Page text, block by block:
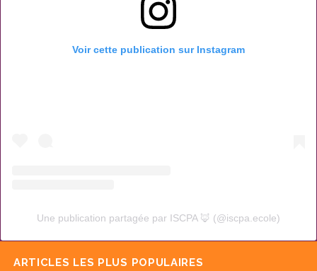
Voir cette publication sur Instagram
Une publication partagée par ISCPA 🦊 (@iscpa.ecole)
ARTICLES LES PLUS POPULAIRES